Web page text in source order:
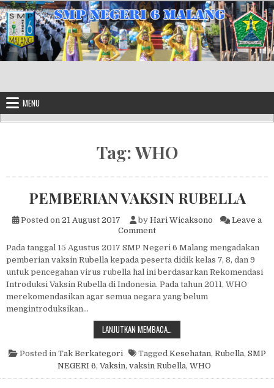
Skip to content
MENU
Tag:WHO
PEMBERIAN VAKSIN RUBELLA
Posted on 21 August 2017 by Hari Wicaksono
Leave a
Commenton PEMBERIAN VAKSIN
Pada tanggal 15 Agustus 2017 SMP Negeri 6 Malang mengadakan
pemberian vaksin Rubella kepada peserta didik kelas 7, 8, dan 9
untuk pencegahan virus rubella hal ini berdasarkan Rekomendasi
Introduksi Vaksin Rubella di Indonesia. Pada tahun 2011, WHO
merekomendasikan agar semua negara yang belum
mengintroduksikan…
LANJUTKAN MEMBACA…
Posted in Tak Berkategori Tagged Kesehatan, Rubella, SMP
NEGERI 6, Vaksin, vaksin Rubella, WHO